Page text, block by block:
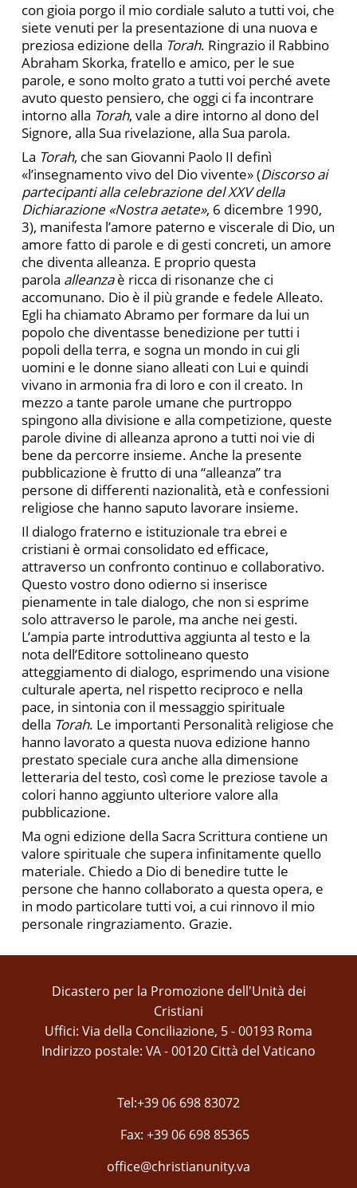
con gioia porgo il mio cordiale saluto a tutti voi, che
siete venuti per la presentazione di una nuova e
preziosa edizione della Torah. Ringrazio il Rabbino
Abraham Skorka, fratello e amico, per le sue
parole, e sono molto grato a tutti voi perché avete
avuto questo pensiero, che oggi ci fa incontrare
intorno alla Torah, vale a dire intorno al dono del
Signore, alla Sua rivelazione, alla Sua parola.
La Torah, che san Giovanni Paolo II definì
«l’insegnamento vivo del Dio vivente» (Discorso ai
partecipanti alla celebrazione del XXV della
Dichiarazione «Nostra aetate», 6 dicembre 1990,
3), manifesta l’amore paterno e viscerale di Dio, un
amore fatto di parole e di gesti concreti, un amore
che diventa alleanza. E proprio questa
parola alleanzaè ricca di risonanze che ci
accomunano. Dio è il più grande e fedele Alleato.
Egli ha chiamato Abramo per formare da lui un
popolo che diventasse benedizione per tutti i
popoli della terra, e sogna un mondo in cui gli
uomini e le donne siano alleati con Lui e quindi
vivano in armonia fra di loro e con il creato. In
mezzo a tante parole umane che purtroppo
spingono alla divisione e alla competizione, queste
parole divine di alleanza aprono a tutti noi vie di
bene da percorre insieme. Anche la presente
pubblicazione è frutto di una “alleanza” tra
persone di differenti nazionalità, età e confessioni
religiose che hanno saputo lavorare insieme.
Il dialogo fraterno e istituzionale tra ebrei e
cristiani è ormai consolidato ed efficace,
attraverso un confronto continuo e collaborativo.
Questo vostro dono odierno si inserisce
pienamente in tale dialogo, che non si esprime
solo attraverso le parole, ma anche nei gesti.
L’ampia parte introduttiva aggiunta al testo e la
nota dell’Editore sottolineano questo
atteggiamento di dialogo, esprimendo una visione
culturale aperta, nel rispetto reciproco e nella
pace, in sintonia con il messaggio spirituale
della Torah. Le importanti Personalità religiose che
hanno lavorato a questa nuova edizione hanno
prestato speciale cura anche alla dimensione
letteraria del testo, così come le preziose tavole a
colori hanno aggiunto ulteriore valore alla
pubblicazione.
Ma ogni edizione della Sacra Scrittura contiene un
valore spirituale che supera infinitamente quello
materiale. Chiedo a Dio di benedire tutte le
persone che hanno collaborato a questa opera, e
in modo particolare tutti voi, a cui rinnovo il mio
personale ringraziamento. Grazie.
Dicastero per la Promozione dell'Unità dei
Cristiani
Uffici: Via della Conciliazione, 5 - 00193 Roma
Indirizzo postale: VA - 00120 Città del Vaticano
Tel:+39 06 698 83072
Fax: +39 06 698 85365
office@christianunity.va